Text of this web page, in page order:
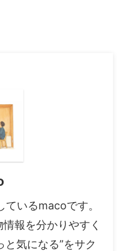
ているmacoです。
報を分かりやすく
気になる”をサク